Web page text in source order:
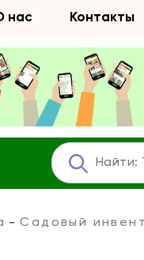
нас Контакты
Садовый